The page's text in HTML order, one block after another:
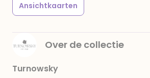
Ansichtkaarten
Over de collectie
Turnowsky